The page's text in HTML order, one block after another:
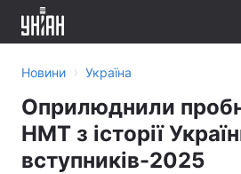
Новини › Україна
Оприлюднили
НМТ з історії
вступників-2025